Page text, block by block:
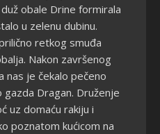
obale Drine formirala
u zelenu dubinu.
retkog smuđa
Nakon završenog
nas je čekalo pečeno
Dragan. Druženje
uz domaću rakiju i
poznatom kućicom na